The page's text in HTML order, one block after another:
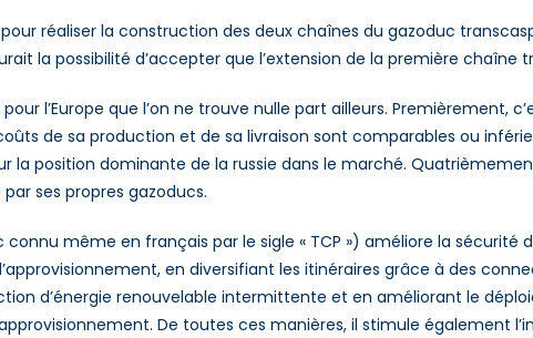
réaliser la construction des deux chaînes du gazoduc
la possibilité d’accepter que l’extension de la première chaîne
l’Europe que l’on ne trouve nulle part ailleurs. Premièrement,
de sa production et de sa livraison sont comparables ou
la position dominante de la russie dans le marché.
ses propres gazoducs.
même en français par le sigle « TCP ») améliore la sécurité
en diversifiant les itinéraires grâce à des
d’énergie renouvelable intermittente et en améliorant le
De toutes ces manières, il stimule également